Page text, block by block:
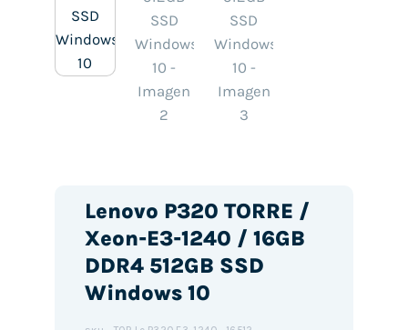
Lenovo P320 TORRE /
Xeon-E3-1240 / 16GB
DDR4 512GB SSD
Windows 10